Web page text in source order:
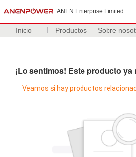
ANEN Enterprise Limited
Inicio Productos Sobre
¡Lo sentimos! Este producto
Veamos si hay productos